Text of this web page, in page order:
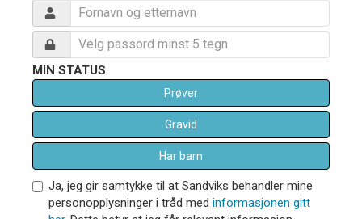
MIN STATUS
Prøver
Gravid
Har barn
Ja, jeg gir samtykke til at Sandviks behandler mine
personopplysninger i tråd med informasjonen gitt